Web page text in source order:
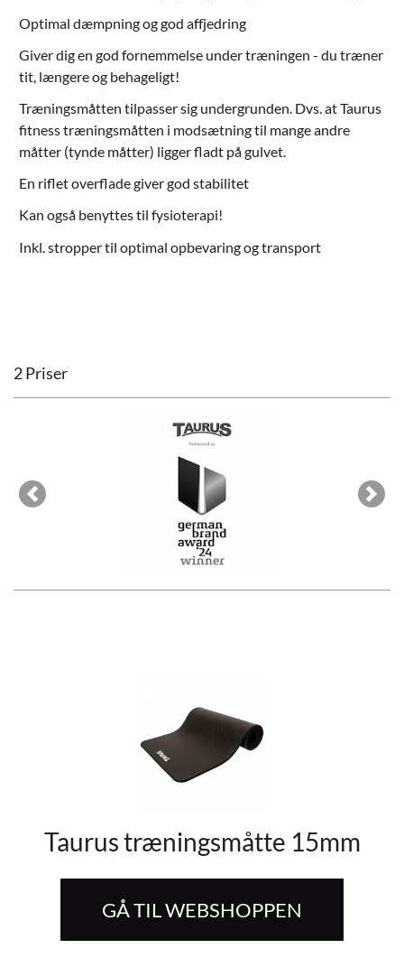
Optimal dæmpning og god affjedring
Giver dig en god fornemmelse under træningen - du træner
tit, længere og behageligt!
Træningsmåtten tilpasser sig undergrunden. Dvs. at Taurus
fitness træningsmåtten i modsætning til mange andre
måtter (tynde måtter) ligger fladt på gulvet.
En riflet overflade giver god stabilitet
Kan også benyttes til fysioterapi!
Inkl. stropper til optimal opbevaring og transport
2 Priser
Previous Next
Taurus træningsmåtte 15mm
GÅ TIL WEBSHOPPEN